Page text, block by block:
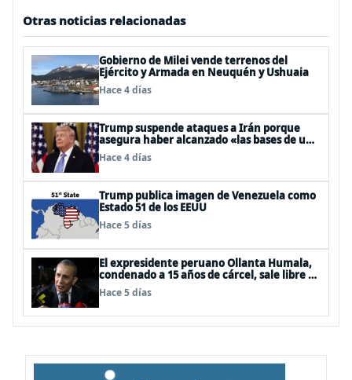
Otras noticias relacionadas
Gobierno de Milei vende terrenos del
Ejército y Armada en Neuquén y Ushuaia
Hace 4 días
Trump suspende ataques a Irán porque
asegura haber alcanzado «las bases de un
acuerdo»
Hace 4 días
Trump publica imagen de Venezuela como
Estado 51 de los EEUU
Hace 5 días
El expresidente peruano Ollanta Humala,
condenado a 15 años de cárcel, sale libre al
anularse su caso
Hace 5 días